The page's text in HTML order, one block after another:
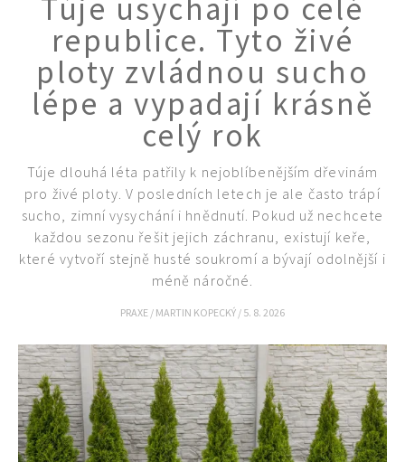
KVÍZY A TESTY
Túje usychají po celé
republice. Tyto živé
ploty zvládnou sucho
lépe a vypadají krásně
celý rok
Túje dlouhá léta patřily k nejoblíbenějším dřevinám
pro živé ploty. V posledních letech je ale často trápí
sucho, zimní vysychání i hnědnutí. Pokud už nechcete
každou sezonu řešit jejich záchranu, existují keře,
které vytvoří stejně husté soukromí a bývají odolnější i
méně náročné.
PRAXE / MARTIN KOPECKÝ / 5. 8. 2026